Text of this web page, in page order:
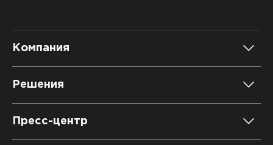
Компания
О компании
Решения
DATAREON Platform
Пресс-центр